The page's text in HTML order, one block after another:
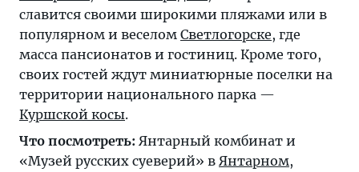
славится своими широкими пляжами или в
популярном и веселом Светлогорске, где
масса пансионатов и гостиниц. Кроме того,
своих гостей ждут миниатюрные поселки на
территории национального парка —
Куршской косы.
Что посмотреть: Янтарный комбинат и
«Музей русских суеверий» в Янтарном,